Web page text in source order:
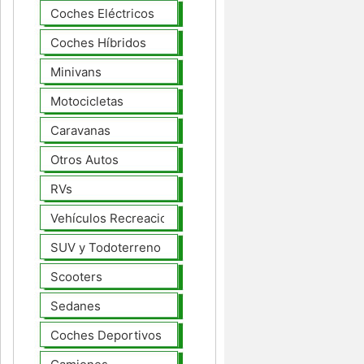
Coches Eléctricos
Coches Híbridos
Minivans
Motocicletas
Caravanas
Otros Autos
RVs
Vehículos Recreacionales
SUV y Todoterreno
Scooters
Sedanes
Coches Deportivos